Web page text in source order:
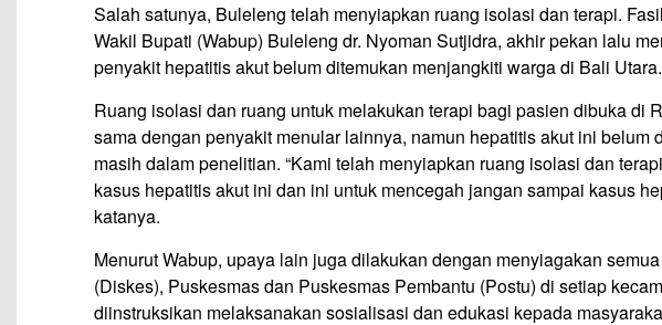
Salah satunya, Buleleng telah menyiapkan ruang isolasi dan terapi.
Wakil Bupati (Wabup) Buleleng dr. Nyoman Sutjidra, akhir pekan lalu
penyakit hepatitis akut belum ditemukan menjangkiti warga di Bali
Ruang isolasi dan ruang untuk melakukan terapi bagi pasien dibuka di
sama dengan penyakit menular lainnya, namun hepatitis akut ini
masih dalam penelitian. “Kami telah menyiapkan ruang isolasi dan
kasus hepatitis akut ini dan ini untuk mencegah jangan sampai kasus
katanya.
Menurut Wabup, upaya lain juga dilakukan dengan menyiagakan
(Diskes), Puskesmas dan Puskesmas Pembantu (Postu) di setiap
diinstruksikan melaksanakan sosialisasi dan edukasi kepada